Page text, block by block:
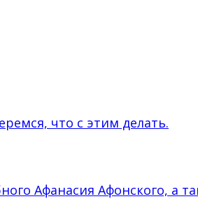
что с этим делать.
Афанасия Афонского, а